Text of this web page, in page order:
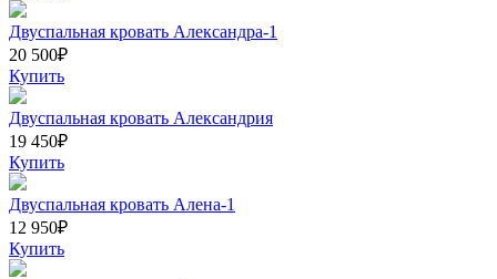
Двуспальная кровать Александра-1
20 500₽
Купить
Двуспальная кровать Александрия
19 450₽
Купить
Двуспальная кровать Алена-1
12 950₽
Купить